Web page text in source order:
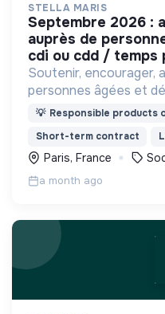
STELLA MARIS
septembre 2026 : accompagnant de vie
auprès de
cdi ou cdd / temps
Soutenir, encourager,
personnes âgées et
notre société que
respectée.
💡 Responsible products
Short-term contract
Paris, France
a month ago